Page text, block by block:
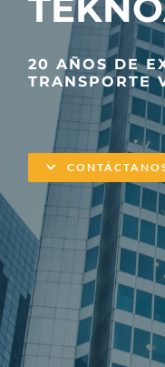
20 AÑOS DE
TRANSPORTE